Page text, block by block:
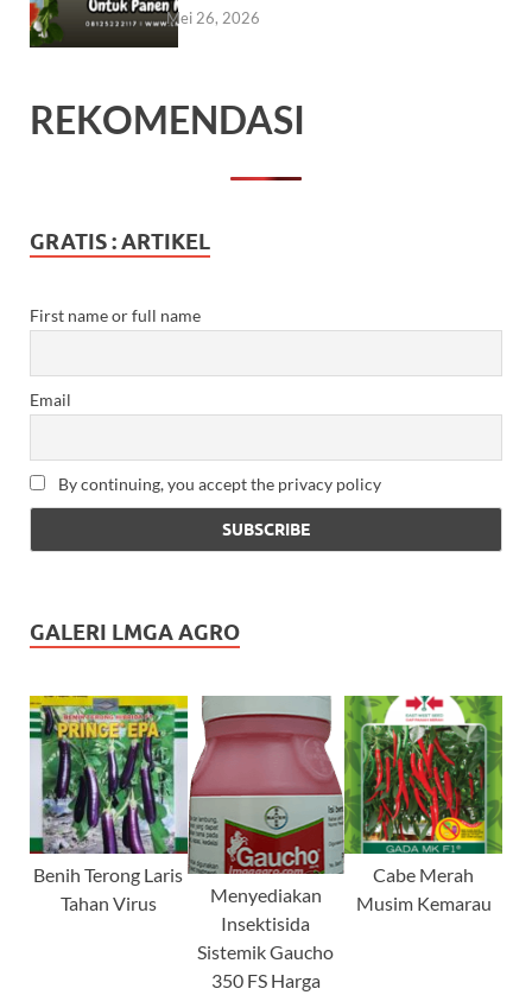
Mei 26, 2026
REKOMENDASI
GRATIS : ARTIKEL
First name or full name
Email
By continuing, you accept the privacy policy
GALERI LMGA AGRO
Benih Terong Laris
Tahan Virus
Menyediakan
Insektisida
Sistemik Gaucho
350 FS Harga
Cabe Merah
Musim Kemarau